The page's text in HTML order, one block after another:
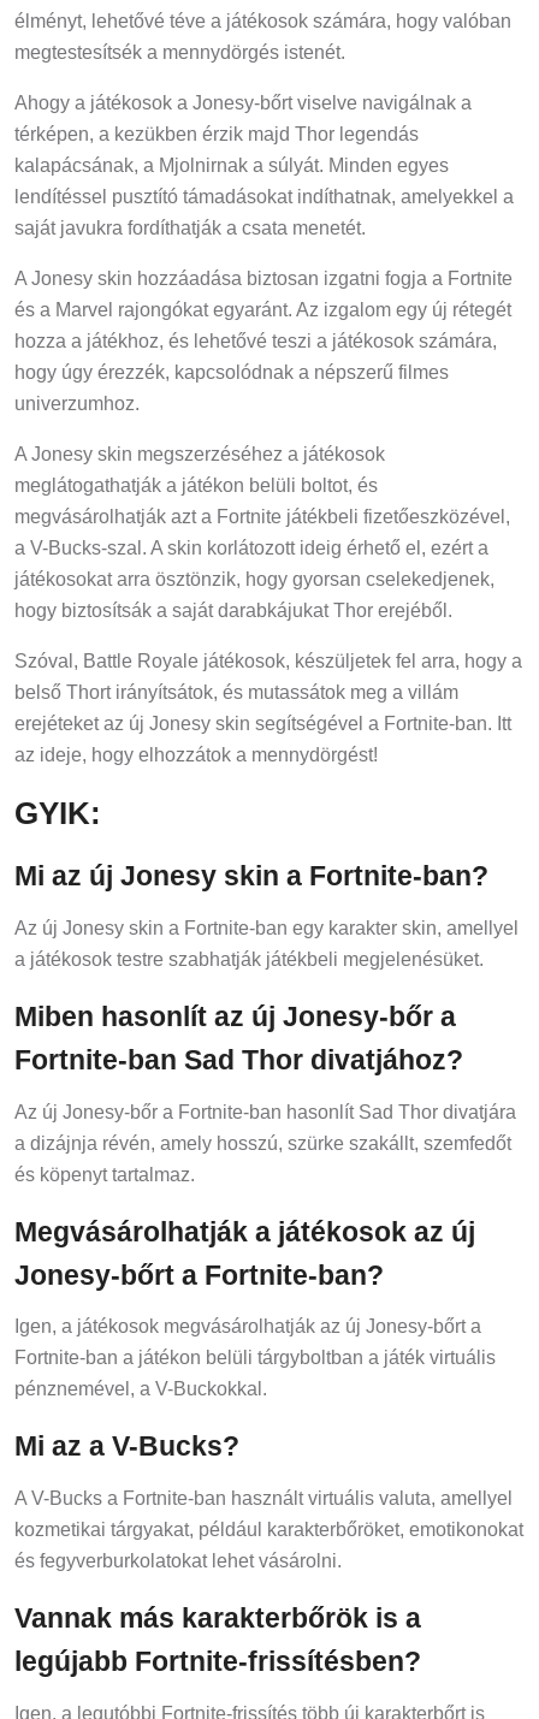
élményt, lehetővé téve a játékosok számára, hogy valóban
megtestesítsék a mennydörgés istenét.
Ahogy a játékosok a Jonesy-bőrt viselve navigálnak a
térképen, a kezükben érzik majd Thor legendás
kalapácsának, a Mjolnirnak a súlyát. Minden egyes
lendítéssel pusztító támadásokat indíthatnak, amelyekkel a
saját javukra fordíthatják a csata menetét.
A Jonesy skin hozzáadása biztosan izgatni fogja a Fortnite
és a Marvel rajongókat egyaránt. Az izgalom egy új rétegét
hozza a játékhoz, és lehetővé teszi a játékosok számára,
hogy úgy érezzék, kapcsolódnak a népszerű filmes
univerzumhoz.
A Jonesy skin megszerzéséhez a játékosok
meglátogathatják a játékon belüli boltot, és
megvásárolhatják azt a Fortnite játékbeli fizetőeszközével,
a V-Bucks-szal. A skin korlátozott ideig érhető el, ezért a
játékosokat arra ösztönzik, hogy gyorsan cselekedjenek,
hogy biztosítsák a saját darabkájukat Thor erejéből.
Szóval, Battle Royale játékosok, készüljetek fel arra, hogy a
belső Thort irányítsátok, és mutassátok meg a villám
erejéteket az új Jonesy skin segítségével a Fortnite-ban. Itt
az ideje, hogy elhozzátok a mennydörgést!
GYIK:
Mi az új Jonesy skin a Fortnite-ban?
Az új Jonesy skin a Fortnite-ban egy karakter skin, amellyel
a játékosok testre szabhatják játékbeli megjelenésüket.
Miben hasonlít az új Jonesy-bőr a
Fortnite-ban Sad Thor divatjához?
Az új Jonesy-bőr a Fortnite-ban hasonlít Sad Thor divatjára
a dizájnja révén, amely hosszú, szürke szakállt, szemfedőt
és köpenyt tartalmaz.
Megvásárolhatják a játékosok az új
Jonesy-bőrt a Fortnite-ban?
Igen, a játékosok megvásárolhatják az új Jonesy-bőrt a
Fortnite-ban a játékon belüli tárgyboltban a játék virtuális
pénznemével, a V-Buckokkal.
Mi az a V-Bucks?
A V-Bucks a Fortnite-ban használt virtuális valuta, amellyel
kozmetikai tárgyakat, például karakterbőröket, emotikonokat
és fegyverburkolatokat lehet vásárolni.
Vannak más karakterbőrök is a
legújabb Fortnite-frissítésben?
Igen, a legutóbbi Fortnite-frissítés több új karakterbőrt is